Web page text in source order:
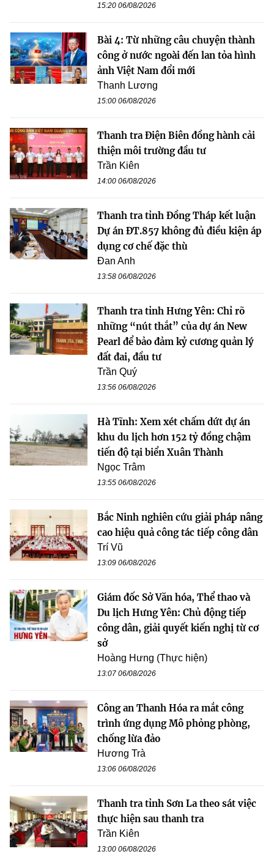
15:20 06/08/2026
Bài 4: Từ những câu chuyện thành
công ở nước ngoài đến lan tỏa hình
ảnh Việt Nam đổi mới
Thanh Lương
15:00 06/08/2026
Thanh tra Điện Biên đồng hành cải
thiện môi trường đầu tư
Trần Kiên
14:00 06/08/2026
Thanh tra tỉnh Đồng Tháp kết luận
Dự án ĐT.857 không đủ điều kiện áp
dụng cơ chế đặc thù
Đan Anh
13:58 06/08/2026
Thanh tra tỉnh Hưng Yên: Chỉ rõ
những “nút thắt” của dự án New
Pearl để bảo đảm kỷ cương quản lý
đất đai, đầu tư
Trần Quý
13:56 06/08/2026
Hà Tĩnh: Xem xét chấm dứt dự án
khu du lịch hơn 152 tỷ đồng chậm
tiến độ tại biển Xuân Thành
Ngọc Trâm
13:55 06/08/2026
Bắc Ninh nghiên cứu giải pháp nâng
cao hiệu quả công tác tiếp công dân
Trí Vũ
13:09 06/08/2026
Giám đốc Sở Văn hóa, Thể thao và
Du lịch Hưng Yên: Chủ động tiếp
công dân, giải quyết kiến nghị từ cơ
sở
Hoàng Hưng (Thực hiện)
13:07 06/08/2026
Công an Thanh Hóa ra mắt công
trình ứng dụng Mô phỏng phòng,
chống lừa đảo
Hương Trà
13:06 06/08/2026
Thanh tra tỉnh Sơn La theo sát việc
thực hiện sau thanh tra
Trần Kiên
13:00 06/08/2026